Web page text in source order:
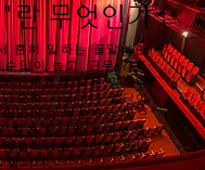
란 무엇인가
흔히 말하는 꿀알바란
입이 높고, 근무 강도·
가 비교적 낮은 일자리
순히 시급이나 일당이
바라고 부르지는 않으
환경·정산의 투명성·출
합적으로 고려해 판단
합니다.